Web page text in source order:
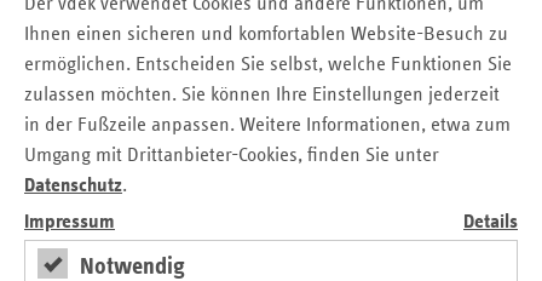
Der vdek verwendet Cookies und andere Funktionen, um
Ihnen einen sicheren und komfortablen Website-Besuch zu
ermöglichen. Entscheiden Sie selbst, welche Funktionen Sie
zulassen möchten. Sie können Ihre Einstellungen jederzeit
in der Fußzeile anpassen. Weitere Informationen, etwa zum
Umgang mit Drittanbieter-Cookies, finden Sie unter
Datenschutz.
Impressum
Details
Notwendig
Pressemitteilung zum Download
"Entlastung der GKV-Beitragszahler durch mehr
Steuerzuschüsse notwendig"
Mehr zum Thema GKV-Finanzierung
(Statistiken)